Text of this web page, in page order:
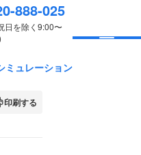
888-025
日を除く9:00〜
ミュレーション
印刷する